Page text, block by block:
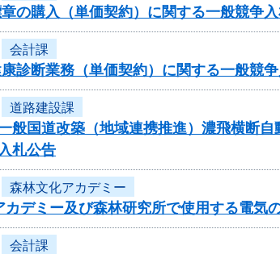
の購入（単価契約）に関する一般競争入
会計課
診断業務（単価契約）に関する一般競争
道路建設課
般国道改築（地域連携推進）濃飛横断
札公告
森林文化アカデミー
デミー及び森林研究所で使用する電気
会計課